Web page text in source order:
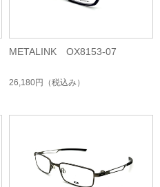
METALINK OX8153-07
26,180円 （税込み）